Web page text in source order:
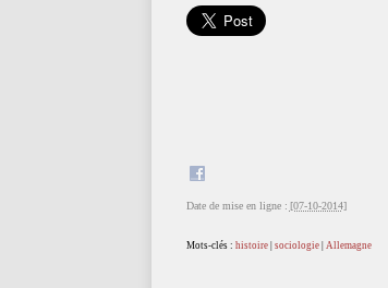
Date de mise en ligne : [07-10-2014]
Mots-clés : histoire| sociologie| Allemagne